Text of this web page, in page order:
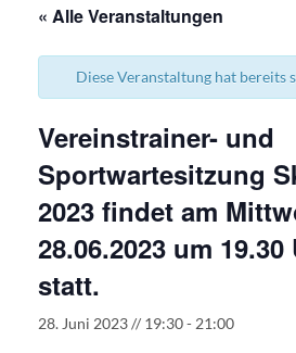
« Alle Veranstaltungen
Diese Veranstaltung hat bereits
Vereinstrainer- und
Sportwartesitzung
2023 findet am
28.06.2023 um
statt.
28. Juni 2023 // 19:30- 21:00